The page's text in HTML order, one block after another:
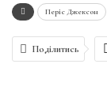
Періс Джексон
Поділитись